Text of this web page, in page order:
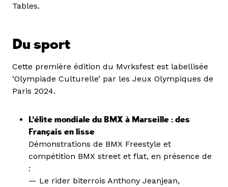
Tables.
Du sport
Cette première édition du Mvrksfest est labellisée
‘Olympiade Culturelle’ par les Jeux Olympiques de
Paris 2024.
L’élite mondiale du BMX à Marseille : des
Français en lisse
Démonstrations de BMX Freestyle et
compétition BMX street et flat, en présence de
:
— Le rider biterrois Anthony Jeanjean,